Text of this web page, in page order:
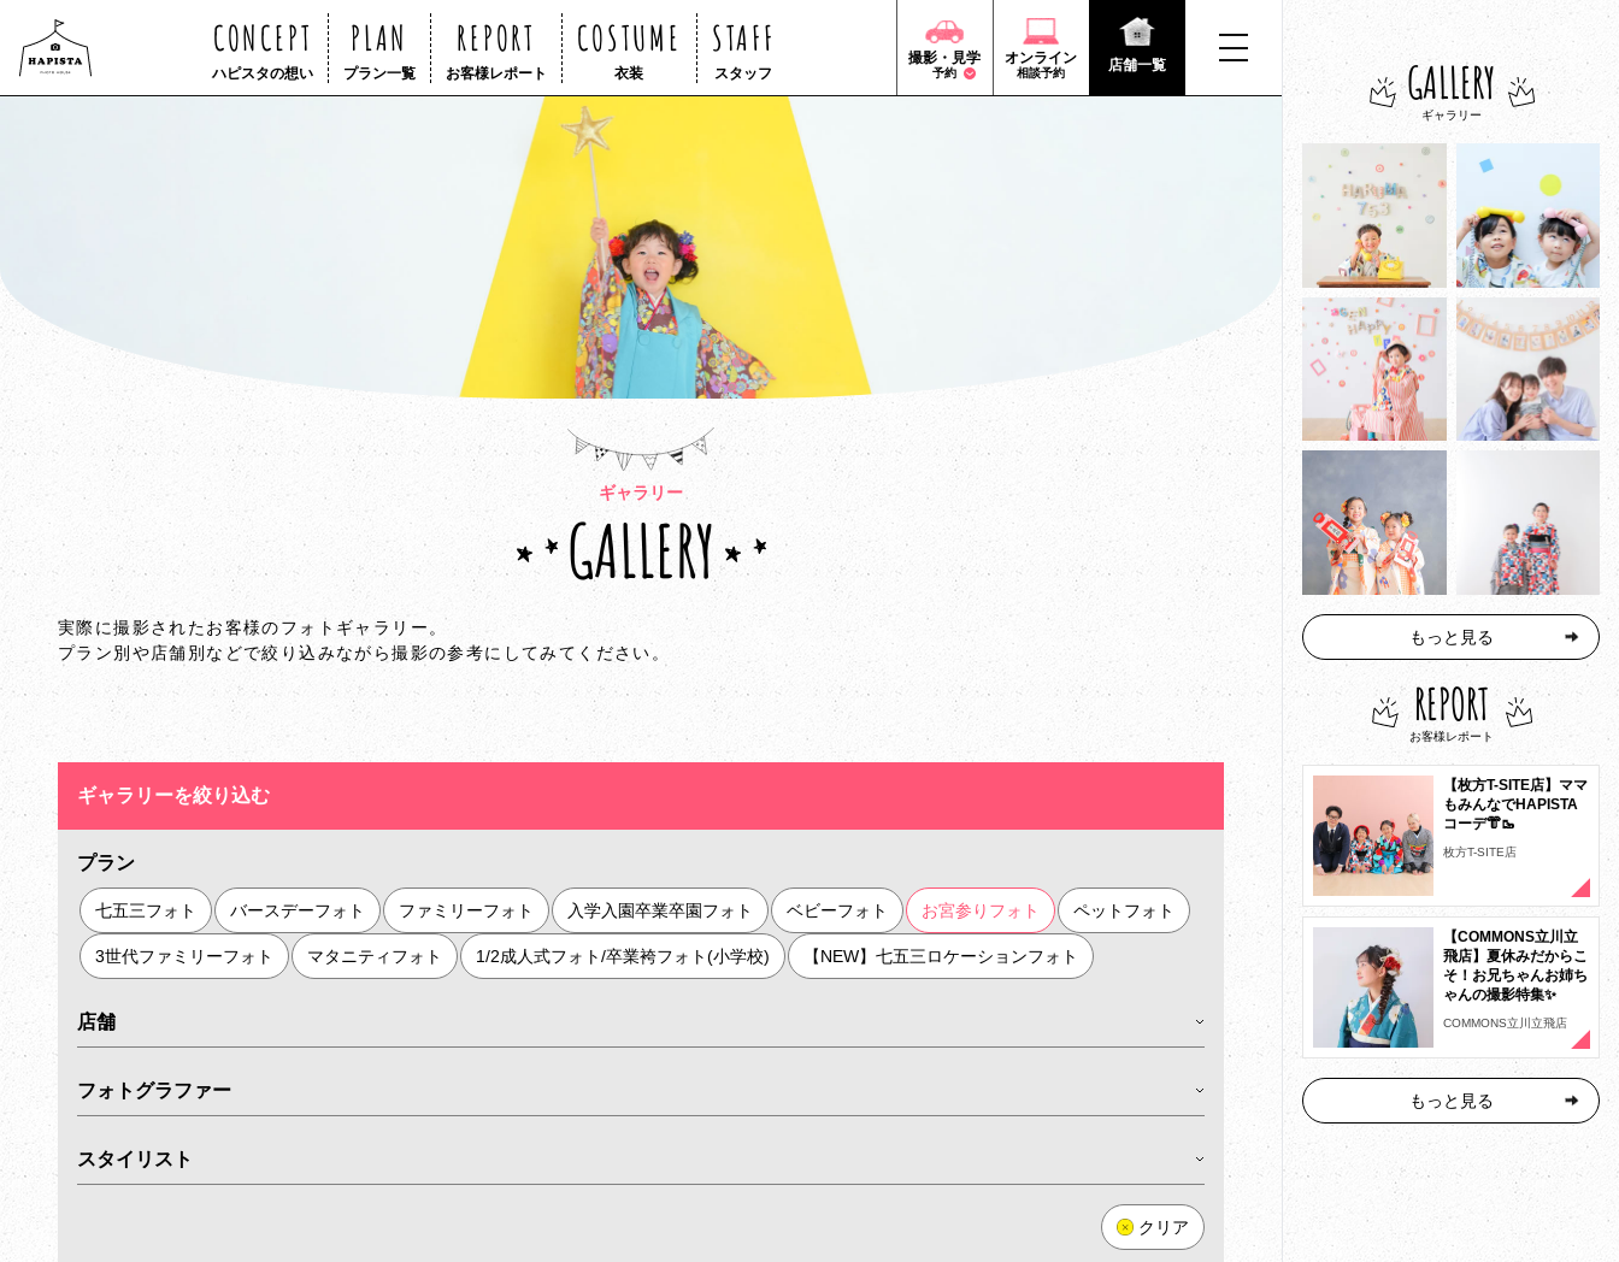
CONCEPT
ハピスタの想い
PLAN
プラン一覧
REPORT
お客様レポート
COSTUME
衣装
STAFF
スタッフ
撮影・見学
予約
オンライン
相談予約 店舗一覧
ギャラリー
GALLERY
実際に撮影されたお客様のフォトギャラリー。
プラン別や店舗別などで絞り込みながら撮影の参考にしてみてください。
ギャラリーを絞り込む
プラン
七五三フォト バースデーフォト ファミリーフォト 入学入園卒業卒園フォト ベビーフォト お宮参りフォト ペットフォト
3世代ファミリーフォト マタニティフォト 1/2成人式フォト/卒業袴フォト(小学校) 【NEW】七五三ロケーションフォト
店舗
フォトグラファー
スタイリスト
クリア
GALLERY
ギャラリー
もっと見る
REPORT
お客様レポート
【枚方T-SITE店】ママ
もみんなでHAPISTA
コーデ👘🥾
枚方T-SITE店
【COMMONS立川立
飛店】夏休みだからこ
そ！お兄ちゃんお姉ち
ゃんの撮影特集✨
COMMONS立川立飛店
もっと見る